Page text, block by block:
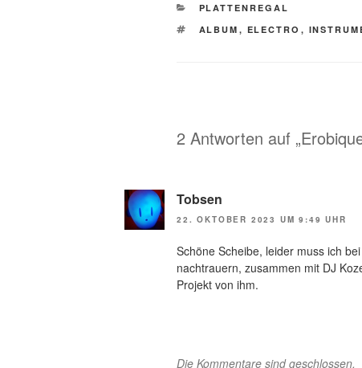
KATEGORIEN
PLATTENREGAL
SCHLAGWÖRTER
ALBUM , ELECTRO ,
2 Antworten auf
Tobsen
22. OKTOBER 2023 UM 9:49 UHR
Schöne Scheibe, leider muss ich
nachtrauern, zusammen mit DJ
Projekt von ihm.
Die Kommentare sind geschlossen.